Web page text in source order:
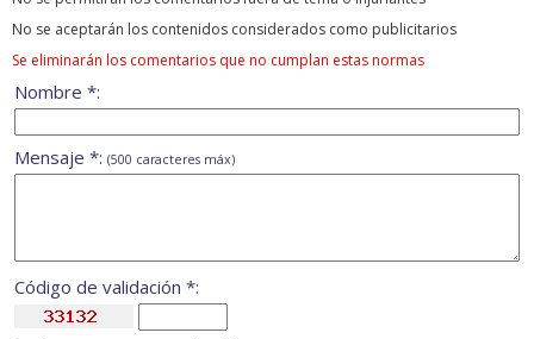
No se aceptarán los contenidos considerados como publicitarios
Se eliminarán los comentarios que no cumplan estas normas
Nombre *:
Mensaje *: (500 caracteres máx)
Código de validación *: